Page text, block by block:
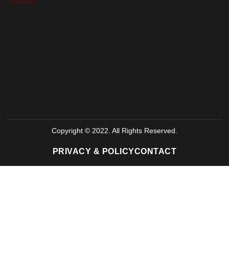
Copyright © 2022. All Rights Reserved.
PRIVACY & POLICYCONTACT